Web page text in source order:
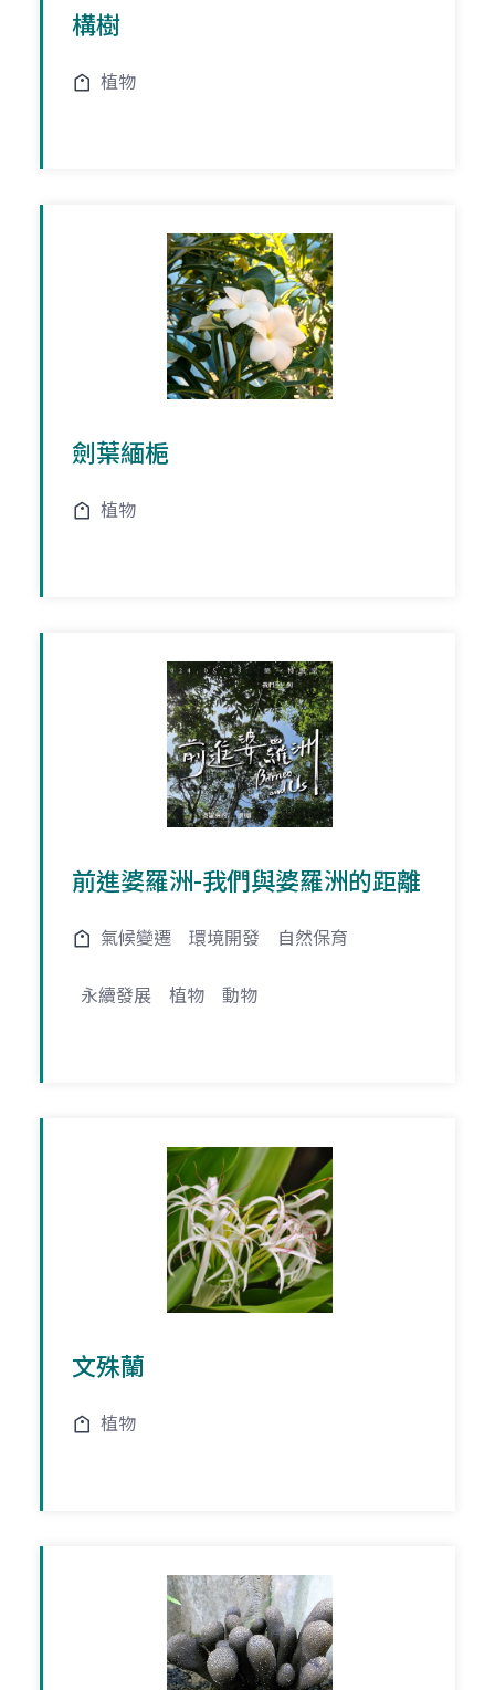
構樹
植物
劍葉緬梔
植物
前進婆羅洲-我們與婆羅洲的距離
氣候變遷 環境開發 自然保育
永續發展 植物 動物
文殊蘭
植物